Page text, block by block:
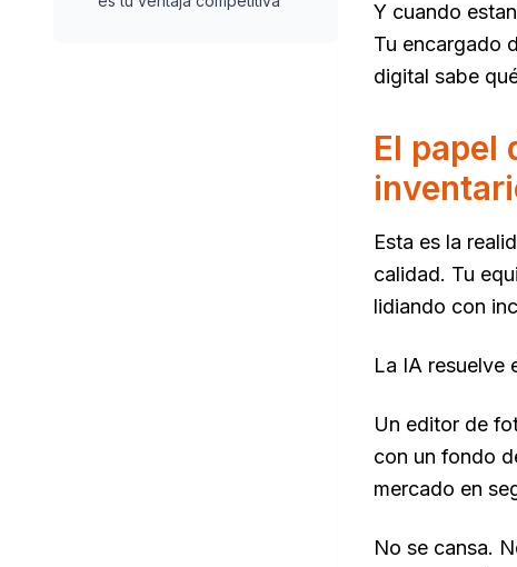
Y cuando
Tu encargado
digital sabe
El papel
Esta es la
calidad. Tu
lidiando con
La IA resuelve
Un editor de
con un fondo
mercado en
No se cansa.